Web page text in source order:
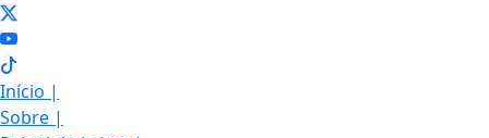
Início |
Sobre |